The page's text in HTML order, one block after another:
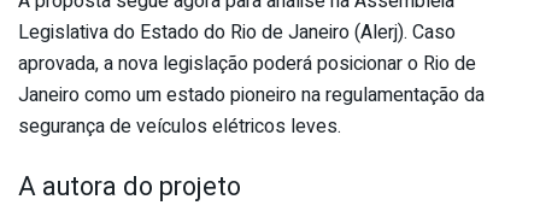
Legislativa do Estado do Rio de Janeiro (Alerj). Caso
aprovada, a nova legislação poderá posicionar o Rio de
Janeiro como um estado pioneiro na regulamentação da
segurança de veículos elétricos leves.
A autora do projeto